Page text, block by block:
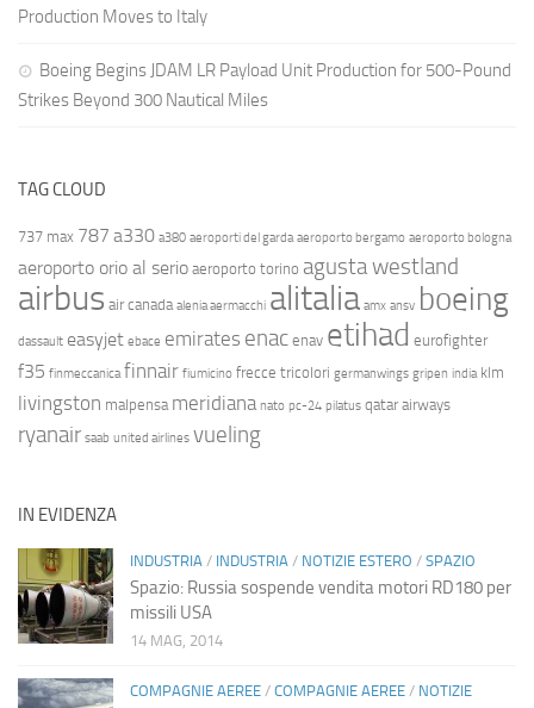
Production Moves to Italy
Boeing Begins JDAM LR Payload Unit Production for 500-Pound
Strikes Beyond 300 Nautical Miles
TAG CLOUD
737 max 787 a330 a380 aeroporti del garda aeroporto bergamo aeroporto bologna
aeroporto orio al serio aeroporto torino agusta westland
airbus air canada alenia aermacchi alitalia amx ansv boeing
dassault easyjet ebace emirates enac enav etihad eurofighter
f35 finmeccanica finnair fiumicino frecce tricolori germanwings gripen india klm
livingston malpensa meridiana nato pc-24 pilatus qatar airways
ryanair saab united airlines vueling
IN EVIDENZA
INDUSTRIA / INDUSTRIA / NOTIZIE ESTERO / SPAZIO
Spazio: Russia sospende vendita motori RD180 per
missili USA
14 MAG, 2014
COMPAGNIE AEREE / COMPAGNIE AEREE / NOTIZIE